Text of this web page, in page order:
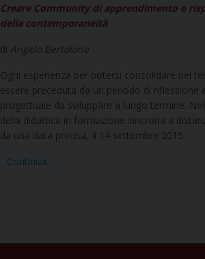
Creare Community di apprendimento e
della contemporaneità
di Angelo Bertolone
Ogni esperienza per potersi consolidare nel
essere preceduta da un periodo di riflessione
progettuale da sviluppare a lungo termine.
della didattica in formazione sincrona a
da una data precisa, il 14 settembre 2015.
Continua..